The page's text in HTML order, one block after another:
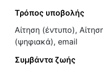
Τρόπος υποβολής
Αίτηση (έντυπο),
(ψηφιακά), email
Συμβάντα ζωής